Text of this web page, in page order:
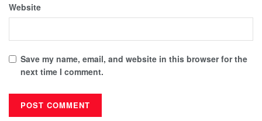
Website
Save my name, email, and website in this browser for the
next time I comment.